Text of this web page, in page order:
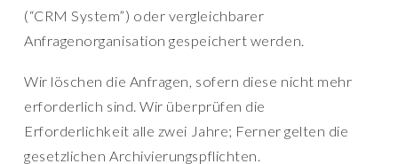
(“CRM System”) oder vergleichbarer
Anfragenorganisation gespeichert werden.
Wir löschen die Anfragen, sofern diese nicht mehr
erforderlich sind. Wir überprüfen die
Erforderlichkeit alle zwei Jahre; Ferner gelten die
gesetzlichen Archivierungspflichten.